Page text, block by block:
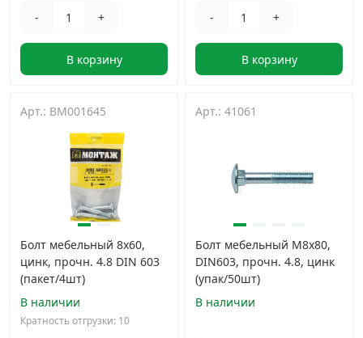
Нержавеющий крепеж
Перфорированный крепеж ›
Скобяные изделия и мебельная фурнитура
- +
В корзину
- +
В корзину
Арт.: BM001645
Болт мебельный 8х60,
цинк, прочн. 4.8 DIN 603
(пакет/4шт)
В наличии
Кратность отгрузки: 10
Арт.: 41061
Болт мебельный М8х80,
DIN603, прочн. 4.8, цинк
(упак/50шт)
В наличии